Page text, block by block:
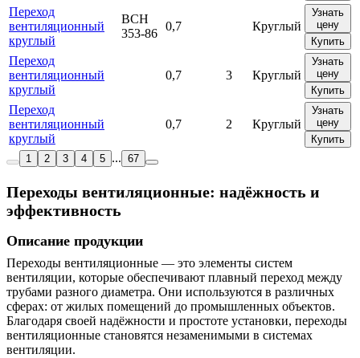
Переход
вентиляционный
круглый
ВСН
353-86
0,7 Круглый
Узнать
цену
Купить
Переход
вентиляционный
круглый
0,7 3 Круглый
Узнать
цену
Купить
Переход
вентиляционный
круглый
0,7 2 Круглый
Узнать
цену
Купить
1
2 3 4 5 ... 67
Переходы вентиляционные: надёжность и
эффективность
Описание продукции
Переходы вентиляционные — это элементы систем
вентиляции, которые обеспечивают плавный переход между
трубами разного диаметра. Они используются в различных
сферах: от жилых помещений до промышленных объектов.
Благодаря своей надёжности и простоте установки, переходы
вентиляционные становятся незаменимыми в системах
вентиляции.